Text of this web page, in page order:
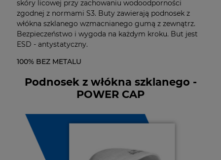
skóry licowej przy zachowaniu wodoodporności
zgodnej z normami S3. Buty zawierają podnosek z
włókna szklanego wzmacnianego gumą z zewnątrz.
Bezpieczeństwo i wygoda na każdym kroku. But jest
ESD - antystatyczny.
100% BEZ METALU
Podnosek z włókna szklanego -
POWER CAP